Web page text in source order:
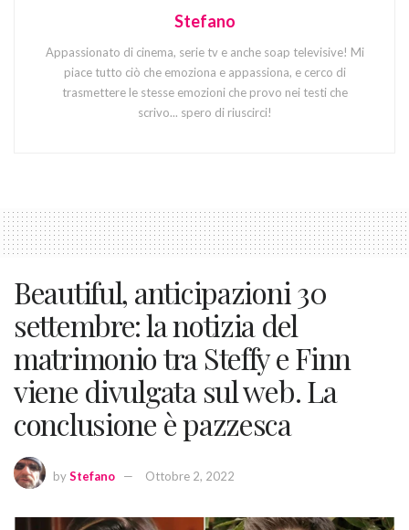
Stefano
Appassionato di cinema, serie tv e anche soap televisive! Mi
piace tutto ciò che emoziona e appassiona, e cerco di
trasmettere le stesse emozioni che provo nei testi che
scrivo... spero di riuscirci!
Beautiful, anticipazioni 30
settembre: la notizia del
matrimonio tra Steffy e Finn
viene divulgata sul web. La
conclusione è pazzesca
byStefano Ottobre 2, 2022